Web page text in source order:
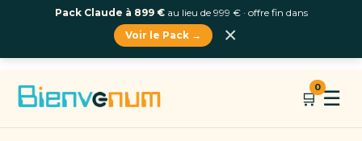
🛒
0
☰
Pack Claude à 899 €au lieu de 999 € · offre fin dans
Voir le Pack →
×